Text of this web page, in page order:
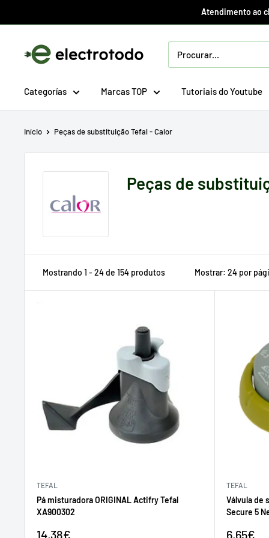
direto
Atendimento ao
Electrotodo.es
Categorías Marcas TOP Tutoriais do Youtube
Início Peças de substituição Tefal - Calor
Peças de
Mostrando 1 - 24 de 154 produtos Mostrar: 24 por
TEFAL
Pá misturadora ORIGINAL Actifry Tefal
XA900302
Preço
14,38€
TEFAL
Válvula de
Secure 5
Preço
6,65€